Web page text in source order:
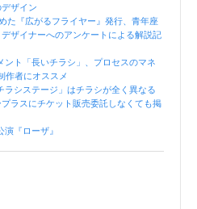
ザイン
た『広がるフライヤー』発行、青年座
ザイナーへのアンケートによる解説記
ント「長いチラシ」、プロセスのマネ
作者にオススメ
ラシステージ」はチラシが全く異なる
ラスにチケット販売委託しなくても掲
『ローザ』